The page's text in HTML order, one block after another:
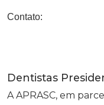
Contato:
Dentistas
A APRASC, em